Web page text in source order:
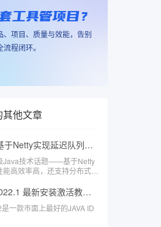
工具管项目？
、项目、质量与效能，告别
程闭环。
其他文章
【重磅干货】基于Netty实现延迟队列，性能高效率高，还支持分布式
Java技术话题——基于Netty
高效率高，还支持分布式。
解决一些具有挑战性的业务
IntelliJ IDEA 2022.1 最新安装激活教程（亲测可用）
一款市面上最好的JAVA ID